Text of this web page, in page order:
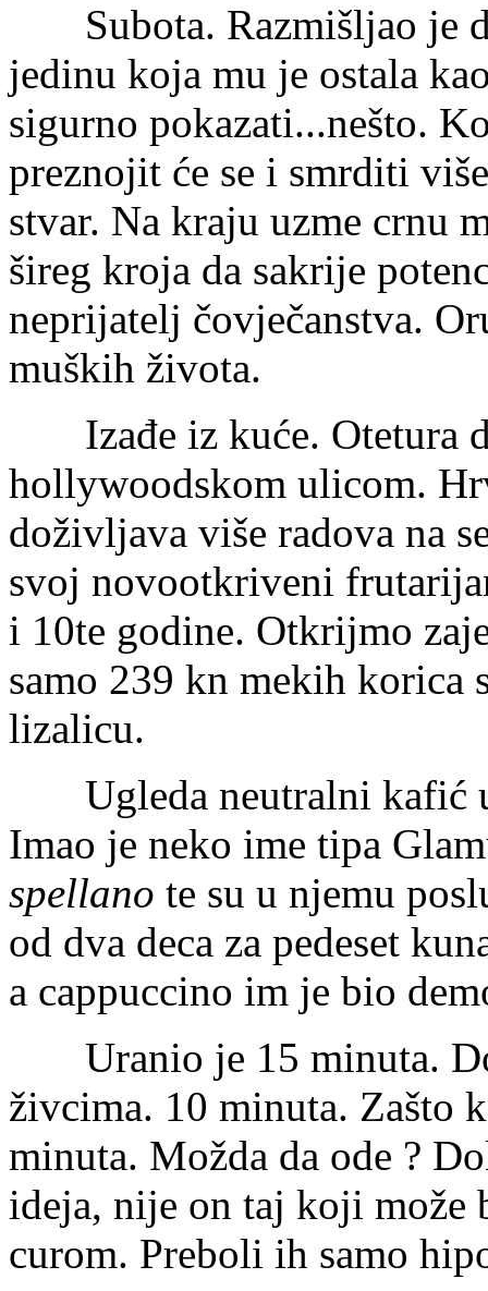
Subota. Razmišljao je
jedinu koja mu je ostala
sigurno pokazati...nešto.
preznojit će se i smrditi
stvar. Na kraju uzme crnu
šireg kroja da sakrije
neprijatelj čovječanstva.
muških života.
Izađe iz kuće. Otetura
hollywoodskom ulicom.
doživljava više radova na
svoj novootkriveni
i 10te godine. Otkrijmo
samo 239 kn mekih korica
lizalicu.
Ugleda neutralni kafić
Imao je neko ime tipa
spellano te su u njemu
od dva deca za pedeset
a cappuccino im je bio
Uranio je 15 minuta.
živcima. 10 minuta. Zašto
minuta. Možda da ode ?
ideja, nije on taj koji može
curom. Preboli ih samo